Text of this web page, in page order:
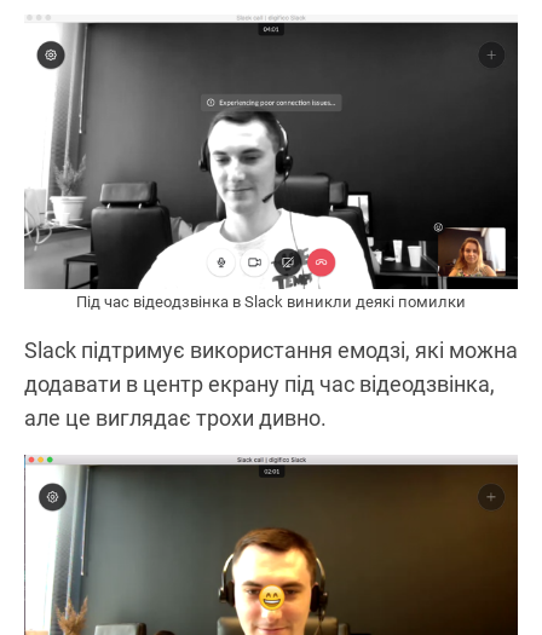
Під час відеодзвінка в Slack виникли деякі помилки
Slack підтримує використання емодзі, які можна
додавати в центр екрану під час відеодзвінка,
але це виглядає трохи дивно.